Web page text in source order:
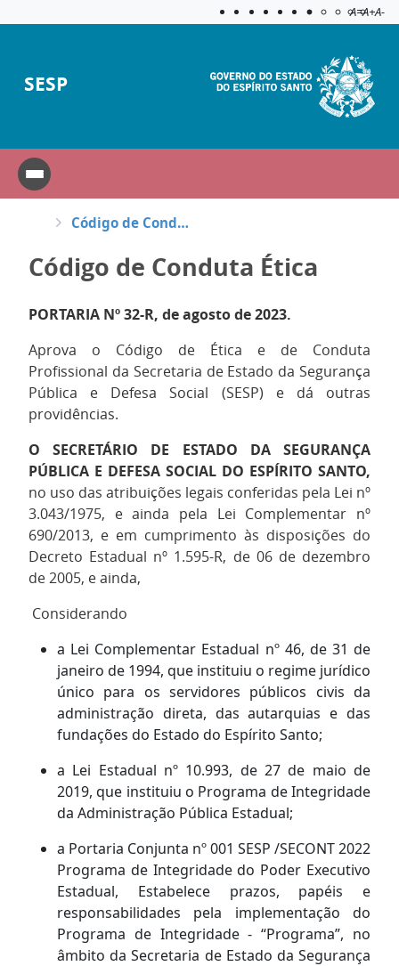
Aplicar
A=A+A-
SESP
Código de Conduta Ética da SESP
Código de Conduta Ética
PORTARIA Nº 32-R, de agosto de 2023.
Aprova o Código de Ética e de Conduta
Profissional da Secretaria de Estado da Segurança
Pública e Defesa Social (SESP) e dá outras
providências.
O SECRETÁRIO DE ESTADO DA SEGURANÇA
PÚBLICA E DEFESA SOCIAL DO ESPÍRITO SANTO,
no uso das atribuições legais conferidas pela Lei nº
3.043/1975, e ainda pela Lei Complementar nº
690/2013, e em cumprimento às disposições do
Decreto Estadual nº 1.595-R, de 06 de dezembro
de 2005, e ainda,
Considerando
a Lei Complementar Estadual nº 46, de 31 de
janeiro de 1994, que instituiu o regime jurídico
único para os servidores públicos civis da
administração direta, das autarquias e das
fundações do Estado do Espírito Santo;
a Lei Estadual nº 10.993, de 27 de maio de
2019, que instituiu o Programa de Integridade
da Administração Pública Estadual;
a Portaria Conjunta nº 001 SESP /SECONT 2022
Programa de Integridade do Poder Executivo
Estadual, Estabelece prazos, papéis e
responsabilidades pela implementação do
Programa de Integridade - “Programa”, no
âmbito da Secretaria de Estado da Segurança